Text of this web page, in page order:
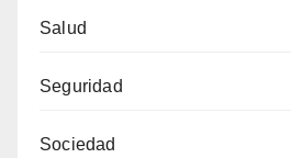
Salud
Seguridad
Sociedad